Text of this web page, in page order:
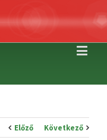
Előző Következő